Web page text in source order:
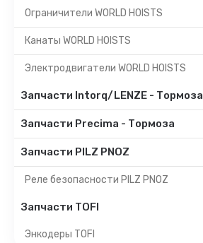
Ограничители WORLD HOISTS
Канаты WORLD HOISTS
Электродвигатели WORLD HOISTS
Запчасти Intorq/LENZE - Тормоза
Запчасти Precima - Тормоза
Запчасти PILZ PNOZ
Реле безопасности PILZ PNOZ
Запчасти TOFI
Энкодеры TOFI